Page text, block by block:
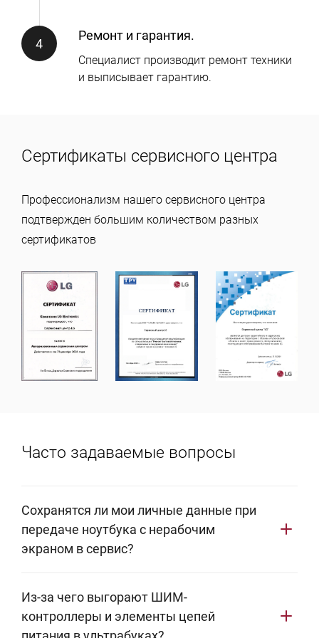
Ремонт и гарантия.
Специалист производит ремонт техники
и выписывает гарантию.
Сертификаты сервисного центра
Профессионализм нашего сервисного центра
подтвержден большим количеством разных
сертификатов
Часто задаваемые вопросы
Сохранятся ли мои личные данные при
передаче ноутбука с нерабочим
экраном в сервис?
остается нетронутой. Ремонт цепей инициализации
видеосигнала или замена дисплейного модуля не
Из-за чего выгорают ШИМ-
контроллеры и элементы цепей